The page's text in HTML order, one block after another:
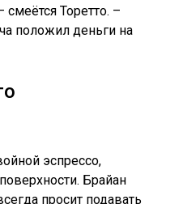
Торетто. –
положил деньги на
эспрессо,
Брайан
просит подавать